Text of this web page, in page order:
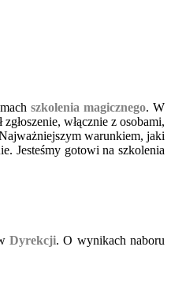
szkolenia magicznego. W
zgłoszenie, włącznie z osobami,
warunkiem, jaki
Jesteśmy gotowi na szkolenia
Dyrekcji. O wynikach naboru